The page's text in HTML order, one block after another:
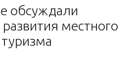
обсуждали
местного